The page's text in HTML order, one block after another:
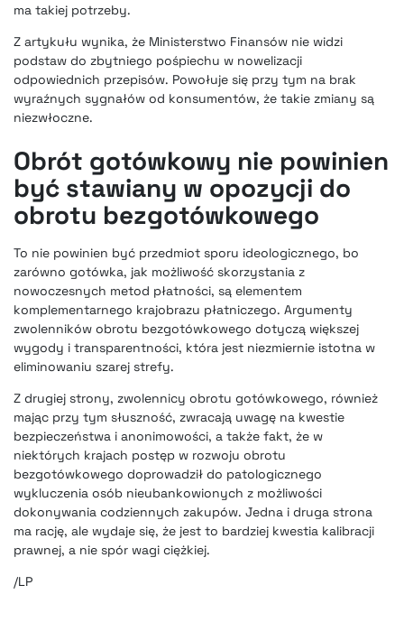
ma takiej potrzeby.
Z artykułu wynika, że Ministerstwo Finansów nie widzi
podstaw do zbytniego pośpiechu w nowelizacji
odpowiednich przepisów. Powołuje się przy tym na brak
wyraźnych sygnałów od konsumentów, że takie zmiany są
niezwłoczne.
Obrót gotówkowy nie powinien
być stawiany w opozycji do
obrotu bezgotówkowego
To nie powinien być przedmiot sporu ideologicznego, bo
zarówno gotówka, jak możliwość skorzystania z
nowoczesnych metod płatności, są elementem
komplementarnego krajobrazu płatniczego. Argumenty
zwolenników obrotu bezgotówkowego dotyczą większej
wygody i transparentności, która jest niezmiernie istotna w
eliminowaniu szarej strefy.
Z drugiej strony, zwolennicy obrotu gotówkowego, również
mając przy tym słuszność, zwracają uwagę na kwestie
bezpieczeństwa i anonimowości, a także fakt, że w
niektórych krajach postęp w rozwoju obrotu
bezgotówkowego doprowadził do patologicznego
wykluczenia osób nieubankowionych z możliwości
dokonywania codziennych zakupów. Jedna i druga strona
ma rację, ale wydaje się, że jest to bardziej kwestia kalibracji
prawnej, a nie spór wagi ciężkiej.
/LP